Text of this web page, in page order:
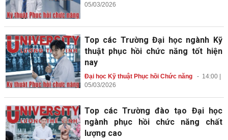
05/03/2026
Top các Trường Đại học ngành Kỹ
thuật phục hồi chức năng tốt hiện
nay
Đại học Kỹ thuật Phục hồi Chức năng - 14:00 |
05/03/2026
Top các Trường đào tạo Đại học
ngành phục hồi chức năng chất
lượng cao